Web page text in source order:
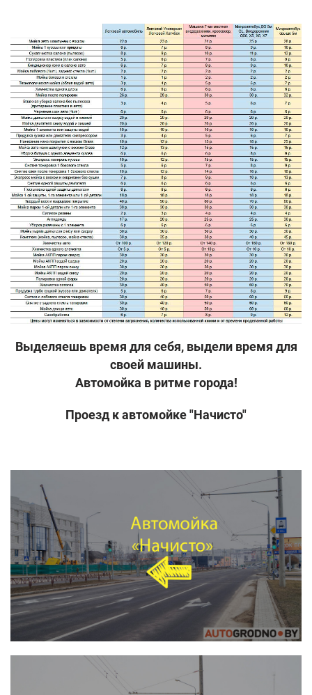
Выделяешь время для себя, выдели время для
своей машины.
Автомойка в ритме города!
Проезд к автомойке "Начисто"